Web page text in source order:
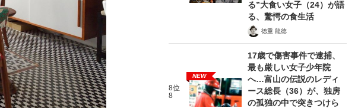
る”大食い女子（24）が語
る、驚愕の食生活
徳重 龍徳
8位
8
NEW
17歳で傷害事件で逮捕、
最も厳しい女子少年院
へ…富山の伝説のレディ
ース総長（36）が、独房
の孤独の中で突きつけら